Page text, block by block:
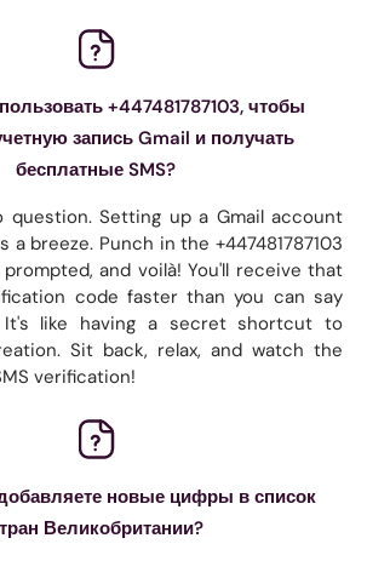
+447481787103, чтобы
запись Gmail и получать
бесплатные SMS?
question. Setting up a Gmail account
breeze. Punch in the +447481787103
and voilà! You'll receive that
code faster than you can say
It's like having a secret shortcut to
Sit back, relax, and watch the
verification!
новые цифры в список
Великобритании?